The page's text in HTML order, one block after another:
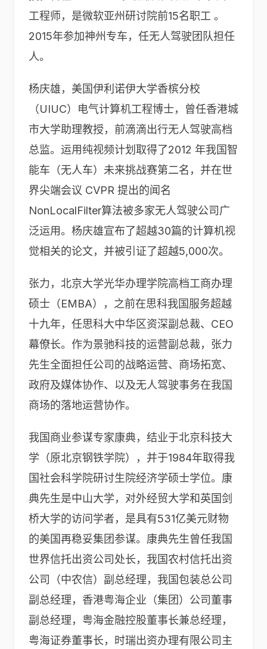
工程师，是微软亚州研讨院前15名职工 。
2015年参加神州专车，任无人驾驶团队担任
人。
杨庆雄，美国伊利诺伊大学香槟分校
（UIUC）电气计算机工程博士，曾任香港城
市大学助理教授，前滴滴出行无人驾驶高档
总监。运用纯视频计划取得了2012 年我国智
能车（无人车）未来挑战赛第二名，并在世
界尖端会议 CVPR 提出的闻名
NonLocalFilter算法被多家无人驾驶公司广
泛运用。杨庆雄宣布了超越30篇的计算机视
觉相关的论文，并被引证了超越5,000次。
张力，北京大学光华办理学院高档工商办理
硕士（EMBA），之前在思科我国服务超越
十九年，任思科大中华区资深副总裁、CEO
幕僚长。作为景驰科技的运营副总裁，张力
先生全面担任公司的战略运营、商场拓宽、
政府及媒体协作、以及无人驾驶事务在我国
商场的落地运营协作。
我国商业参谋专家康典，结业于北京科技大
学（原北京钢铁学院），并于1984年取得我
国社会科学院研讨生院经济学硕士学位。康
典先生是中山大学，对外经贸大学和英国剑
桥大学的访问学者，是具有531亿美元财物
的美国再稳妥集团参谋。康典先生曾任我国
世界信托出资公司处长，我国农村信托出资
公司（中农信）副总经理，我国包装总公司
副总经理，香港粤海企业（集团）公司董事
副总经理，粤海金融控股董事长兼总经理，
粤海证券董事长，时瑞出资办理有限公司主